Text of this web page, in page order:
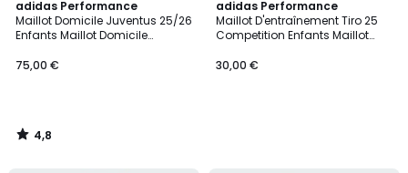
adidas Performance
Maillot Domicile Juventus 25/26
Enfants Maillot Domicile
75,00 €
4,8
/ 5
4,8
/
adidas Performance
Maillot D'entraînement Tiro 25
Competition Enfants Maillot
Competition Enfants
30,00 €